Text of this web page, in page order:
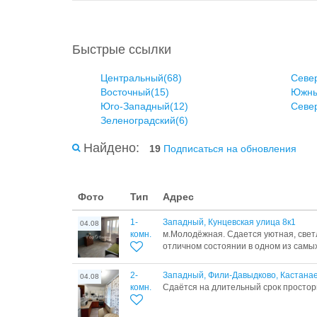
Быстрые ссылки
Центральный(68)
Восточный(15)
Юго-Западный(12)
Зеленоградский(6)
Найдено: 19 Подписаться на обновления
Фото Тип Адрес
04.08
1-
комн.
Западный, Кунцевская улица 8к1
м.Молодёжная. Сдается уютная,
отличном состоянии в одном из
04.08
2-
комн.
Западный, Фили-Давыдково,
Сдаётся на длительный срок